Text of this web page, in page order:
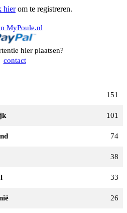
hierom te registreren.
MyPoule.nl
hier plaatsen?
contact
151
101
74
38
33
26